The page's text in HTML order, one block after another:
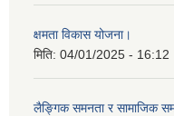
क्षमता विकास योजना।
मिति: 04/01/2025 - 16:12
लैङ्गिक समनता र सामाजिक